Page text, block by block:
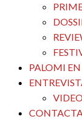
PALOMI